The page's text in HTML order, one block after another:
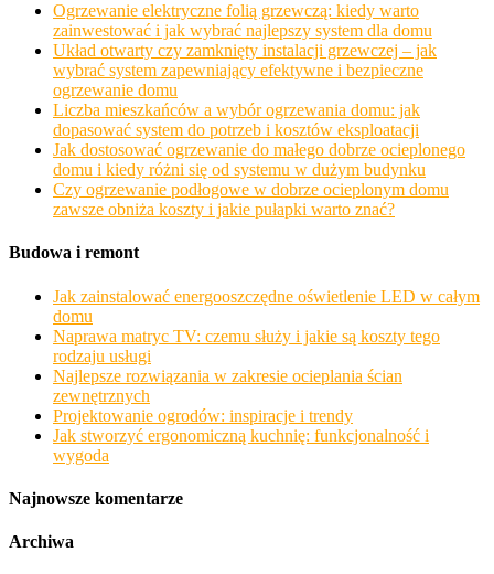
Ogrzewanie elektryczne folią grzewczą: kiedy warto
zainwestować i jak wybrać najlepszy system dla domu
Układ otwarty czy zamknięty instalacji grzewczej – jak
wybrać system zapewniający efektywne i bezpieczne
ogrzewanie domu
Liczba mieszkańców a wybór ogrzewania domu: jak
dopasować system do potrzeb i kosztów eksploatacji
Jak dostosować ogrzewanie do małego dobrze ocieplonego
domu i kiedy różni się od systemu w dużym budynku
Czy ogrzewanie podłogowe w dobrze ocieplonym domu
zawsze obniża koszty i jakie pułapki warto znać?
Budowa i remont
Jak zainstalować energooszczędne oświetlenie LED w całym
domu
Naprawa matryc TV: czemu służy i jakie są koszty tego
rodzaju usługi
Najlepsze rozwiązania w zakresie ocieplania ścian
zewnętrznych
Projektowanie ogrodów: inspiracje i trendy
Jak stworzyć ergonomiczną kuchnię: funkcjonalność i
wygoda
Najnowsze komentarze
Archiwa